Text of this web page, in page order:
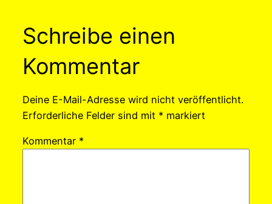
Schreibe einen
Kommentar
Deine E-Mail-Adresse wird nicht veröffentlicht.
Erforderliche Felder sind mit * markiert
Kommentar *